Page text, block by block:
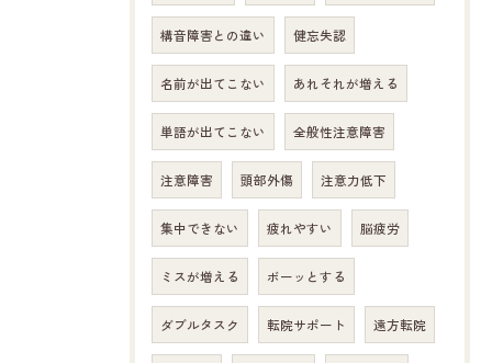
構音障害との違い 健忘失認
名前が出てこない あれそれが増える
単語が出てこない 全般性注意障害
注意障害 頭部外傷 注意力低下
集中できない 疲れやすい 脳疲労
ミスが増える ボーッとする
ダブルタスク 転院サポート 遠方転院